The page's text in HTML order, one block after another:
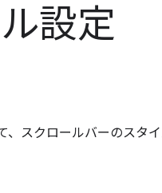
設定
、スクロールバーのスタ